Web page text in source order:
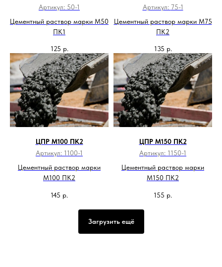
Артикул: 50-1
Цементный раствор марки М50
ПК1
125 р.
Артикул: 75-1
Цементный раствор марки М75
ПК2
135 р.
ЦПР М100 ПК2
Артикул: 1100-1
Цементный раствор марки
М100 ПК2
145 р.
ЦПР М150 ПК2
Артикул: 1150-1
Цементный раствор марки
М150 ПК2
155 р.
Загрузить ещё